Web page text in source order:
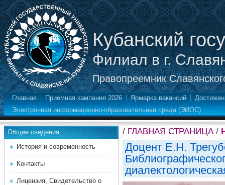
Кубанский
Филиал в г.
Правопреемник
Главная Приемная кампания 2026 Ярмарка вакансий
Электронная информационно-образовательная среда (ЭИОС)
Общие сведения
История и современность
Контакты
Лицензия, Свидетельство о
/ ГЛАВНАЯ СТРАНИЦА/
Доцент Е.Н.